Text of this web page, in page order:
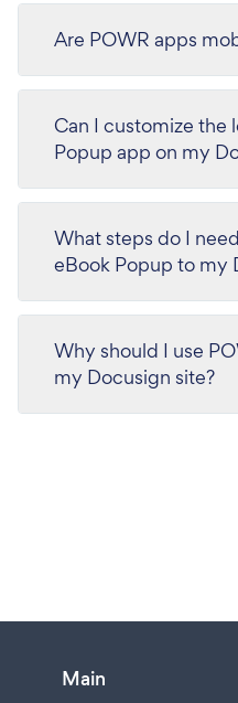
Are POWR apps
Can I customize the
Popup app on my
What steps do I
eBook Popup to my
Why should I use
my Docusign site?
Main